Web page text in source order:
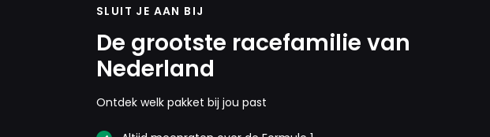
SLUIT JE AAN BIJ
De grootste racefamilie van
Nederland
Ontdek welk pakket bij jou past